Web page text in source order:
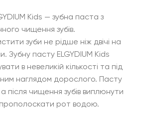
Kids — зубна паста з
чищення зубів.
зуби не рідше ніж двічі на
Зубну пасту ELGYDIUM Kids
в невеликій кількості та під
наглядом дорослого. Пасту
після чищення зубів виплюнути
рот водою.